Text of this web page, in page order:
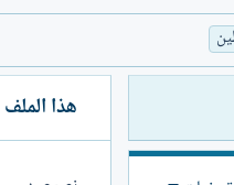
هذا الملف